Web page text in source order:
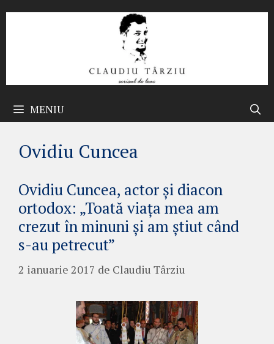
MENIU
Ovidiu Cuncea
Ovidiu Cuncea, actor şi diacon
ortodox: „Toată viaţa mea am
crezut în minuni şi am ştiut când
s-au petrecut”
2 ianuarie 2017 de Claudiu Târziu